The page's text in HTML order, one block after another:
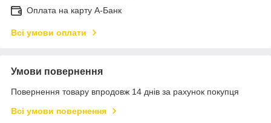
Оплата на карту А-Банк
Всі умови оплати
Умови повернення
Повернення товару впродовж 14 днів за рахунок покупця
Всі умови повернення